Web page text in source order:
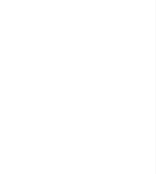
visitez de
personnaliser
Cora. Nous
de telles